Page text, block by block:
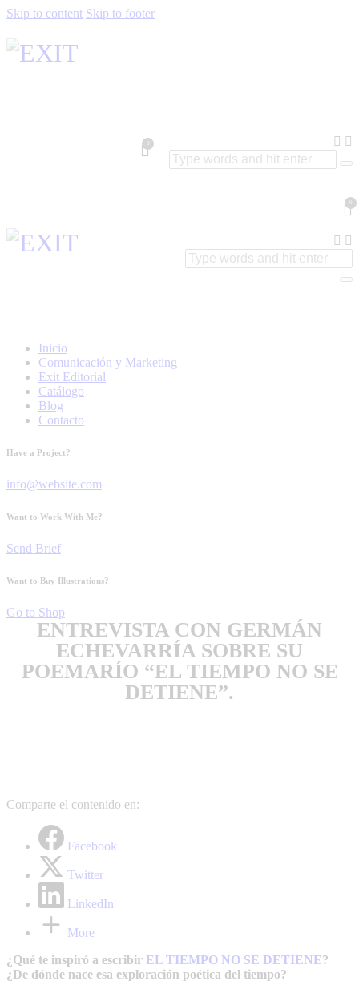
Skip to content Skip to footer
Inicio
Comunicación y Marketing
Exit Editorial
Catálogo
Blog
Contacto
Have a Project?
info@website.com
Want to Work With Me?
Send Brief
Want to Buy Illustrations?
Go to Shop
ENTREVISTA CON GERMÁN
ECHEVARRÍA SOBRE SU
POEMARÍO “EL TIEMPO NO SE
DETIENE”.
Comparte el contenido en:
Facebook
Twitter
LinkedIn
More
¿Qué te inspiró a escribir EL TIEMPO NO SE DETIENE?
¿De dónde nace esa exploración poética del tiempo?